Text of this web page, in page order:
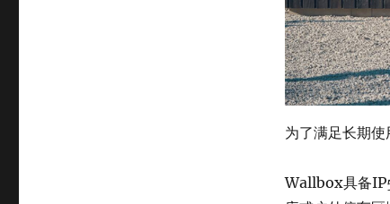
为了满足长期
Wallbox具备